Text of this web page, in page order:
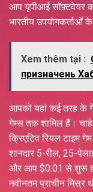
आप यूपीआई सॉफ़्टवेयर
भारतीय उपयोगकर्ताओं
Xem thêm tại :
призначень
आपको यहां कई तरह के
गेम्स तक शामिल हैं।
क्रिएटिव रियल टाइम
शानदार 5-रील, 25-
और आप $0.01 से शुरू
नवीनतम प्राचीन मिस्र